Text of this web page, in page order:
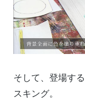
そして、登場す
スキング。